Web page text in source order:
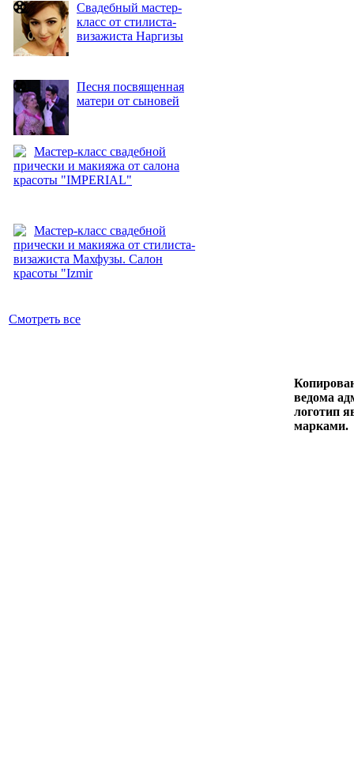
Свадебный мастер-
класс от стилиста-
визажиста Наргизы
Песня посвященная
матери от сыновей
Мастер-класс свадебной
прически и макияжа от салона
красоты "IMPERIAL"
Мастер-класс свадебной
прически и макияжа от стилиста-
визажиста Махфузы. Салон
красоты "Izmir
Смотреть все
ведома
логотип
марками.